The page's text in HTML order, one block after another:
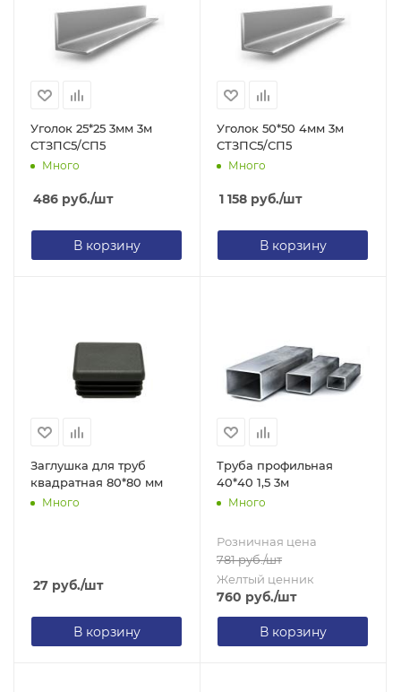
Уголок 25*25 3мм 3м
СТЗПС5/СП5
Много
486 руб./шт
В корзину
Уголок 50*50 4мм 3м
СТЗПС5/СП5
Много
1 158 руб./шт
В корзину
Заглушка для труб
квадратная 80*80 мм
Много
27 руб./шт
В корзину
Труба профильная
40*40 1,5 3м
Много
Розничная цена
781руб./шт
Желтый ценник
760 руб./шт
В корзину